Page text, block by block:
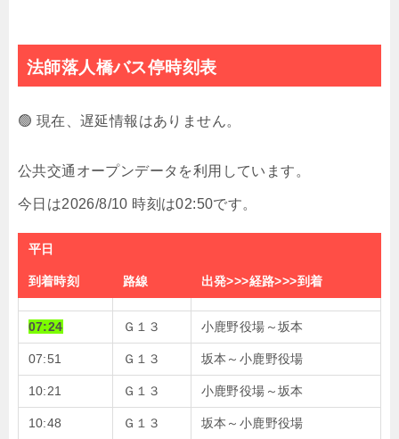
法師落人橋バス停時刻表
🟢 現在、遅延情報はありません。
公共交通オープンデータを利用しています。
今日は2026/8/10 時刻は02:50です。
平日
到着時刻 路線 出発>>>経路>>>到着
07:24 Ｇ１３ 小鹿野役場～坂本
07:51 Ｇ１３ 坂本～小鹿野役場
10:21 Ｇ１３ 小鹿野役場～坂本
10:48 Ｇ１３ 坂本～小鹿野役場